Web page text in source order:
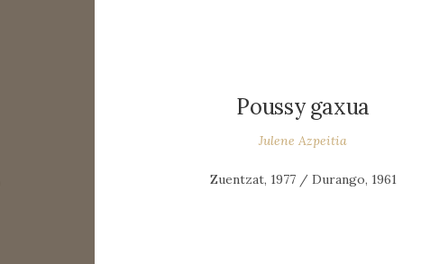
Poussy gaxua
Julene Azpeitia
Zuentzat, 1977 / Durango, 1961